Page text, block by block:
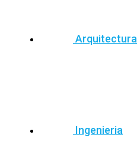
Arquitectura
Ingenieria